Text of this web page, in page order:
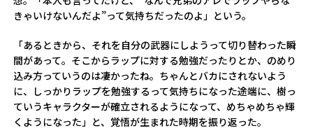
きゃいけないんだよ”って気持ちだったのよ」という。
「あるときから、それを自分の武器にしようって切り替わった瞬
間があって。そこからラップに対する勉強だったりとか、のめり
込み方っていうのは凄かったね。ちゃんとバカにされないよう
に、しっかりラップを勉強するって気持ちになった途端に、樹っ
ていうキャラクターが確立されるようになって、めちゃめちゃ輝
くようになった」と、覚悟が生まれた時期を振り返った。